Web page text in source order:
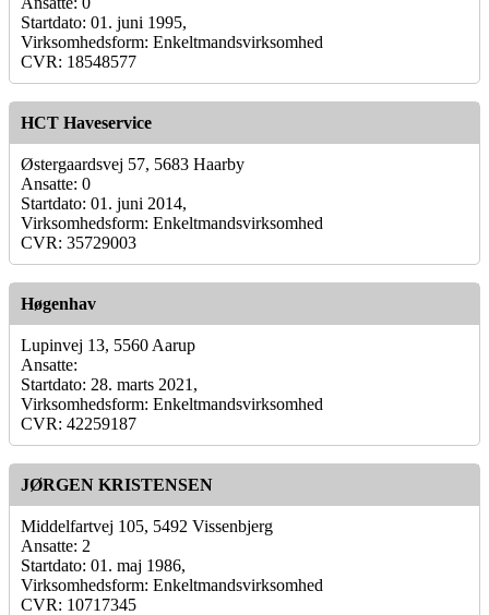
Startdato: 01. juni 1995,
Virksomhedsform: Enkeltmandsvirksomhed
CVR: 18548577
HCT Haveservice
Østergaardsvej 57, 5683 Haarby
Ansatte: 0
Startdato: 01. juni 2014,
Virksomhedsform: Enkeltmandsvirksomhed
CVR: 35729003
Høgenhav
Lupinvej 13, 5560 Aarup
Ansatte:
Startdato: 28. marts 2021,
Virksomhedsform: Enkeltmandsvirksomhed
CVR: 42259187
JØRGEN KRISTENSEN
Middelfartvej 105, 5492 Vissenbjerg
Ansatte: 2
Startdato: 01. maj 1986,
Virksomhedsform: Enkeltmandsvirksomhed
CVR: 10717345